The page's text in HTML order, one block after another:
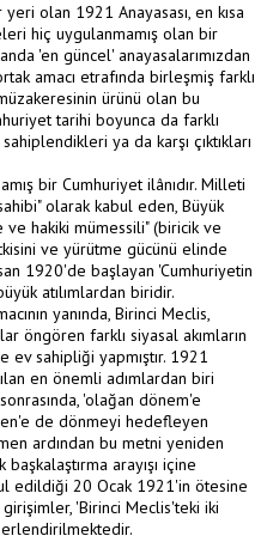
olan 1921 Anayasası, en kısa
hiç uygulanmamış olan bir
'en güncel' anayasalarımızdan
amacı etrafında birleşmiş farklı
ürünü olan bu
tarihi boyunca da farklı
ya da karşı çıktıkları
bir Cumhuriyet ilânıdır. Milleti
olarak kabul eden, Büyük
hakiki mümessili" (biricik ve
ve yürütme gücünü elinde
1920'de başlayan 'Cumhuriyetin
atılımlardan biridir.
yanında, Birinci Meclis,
öngören farklı siyasal akımların
sahipliği yapmıştır. 1921
en önemli adımlardan biri
'olağan dönem'e
de dönmeyi hedefleyen
ardından bu metni yeniden
arayışı içine
edildiği 20 Ocak 1921'in ötesine
'Birinci Meclis'teki iki